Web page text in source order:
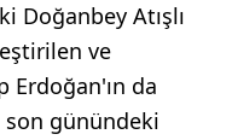
Doğanbey Atışlı
ve
Erdoğan'ın da
günündeki